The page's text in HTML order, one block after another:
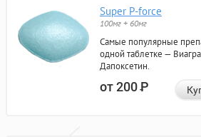
Super P-force
100мг + 60мг
Самые популярные
одной таблетке —
Дапоксетин.
от 200Р